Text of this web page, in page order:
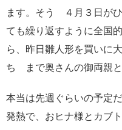
ます。そう ４月３日が
ても繰り返すように全国
ら、昨日雛人形を買い
ち まで奥さんの御両親と
本当は先週ぐらいの予定
発熱で、おヒナ様とカブ